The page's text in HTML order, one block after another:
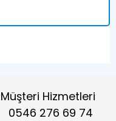
Müşteri Hizmetleri
0546 276 69 74